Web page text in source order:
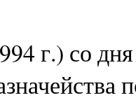
г.) со